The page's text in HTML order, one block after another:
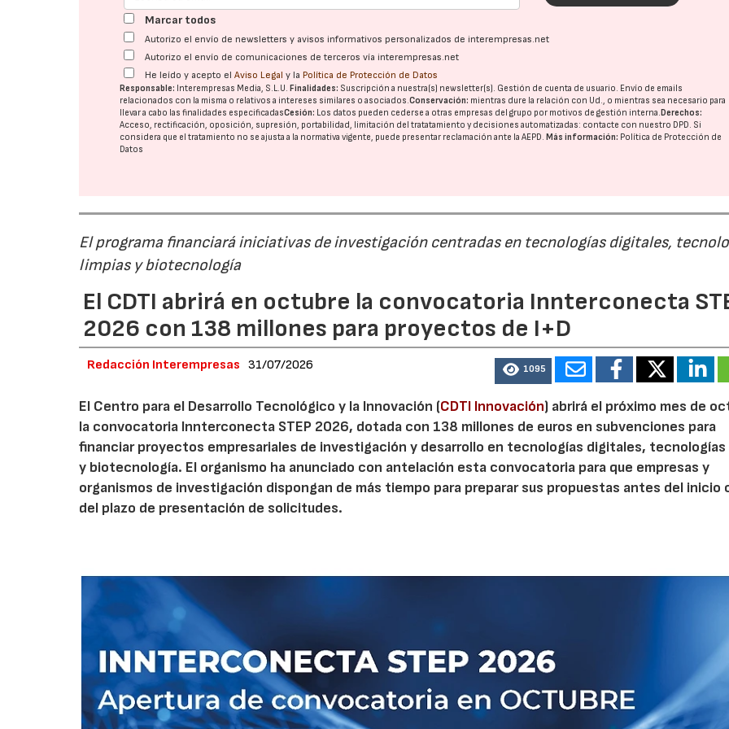
Marcar todos
Autorizo el envío de newsletters y avisos informativos personalizados de interempresas.net
Autorizo el envío de comunicaciones de terceros vía interempresas.net
He leído y acepto elAviso Legal y la Política de Protección de Datos
Responsable: Interempresas Media, S.L.U. Finalidades: Suscripción a nuestra(s) newsletter(s). Gestión de cuenta de usuario. Envío de emails
relacionados con la misma o relativos a intereses similares o asociados.Conservación: mientras dure la relación con Ud., o mientras sea necesario para
llevar a cabo las finalidades especificadasCesión: Los datos pueden cederse a otras empresas del grupo por motivos de gestión interna. Derechos:
Acceso, rectificación, oposición, supresión, portabilidad, limitación del tratatamiento y decisiones automatizadas: contacte con nuestro DPD. Si
considera que el tratamiento no se ajusta a la normativa vigente, puede presentar reclamación ante laAEPD. Más información: Política de Protección de
Datos
El programa financiará iniciativas de investigación centradas en tecnologías digitales,
limpias y biotecnología
El CDTI abrirá en octubre la convocatoria Innterconecta
2026 con 138 millones para proyectos de I+D
Redacción Interempresas 31/07/2026 1095
El Centro para el Desarrollo Tecnológico y la Innovación (CDTI Innovación) abrirá el próximo mes de
la convocatoria Innterconecta STEP 2026, dotada con 138 millones de euros en subvenciones para
financiar proyectos empresariales de investigación y desarrollo en tecnologías digitales, tecnologías
y biotecnología. El organismo ha anunciado con antelación esta convocatoria para que empresas y
organismos de investigación dispongan de más tiempo para preparar sus propuestas antes del inicio
del plazo de presentación de solicitudes.